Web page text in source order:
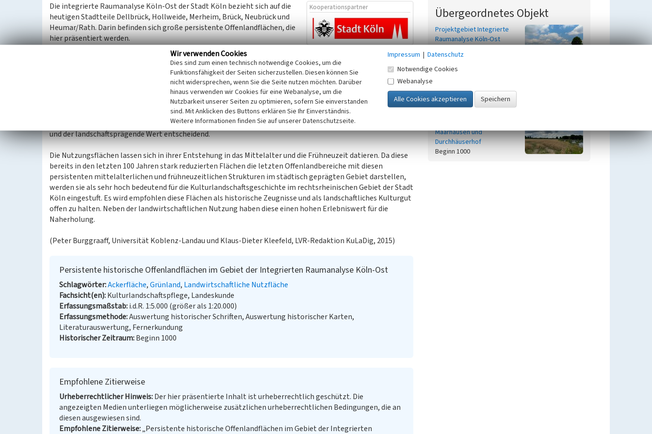
Kooperationspartner
Die integrierte Raumanalyse Köln-Ost der Stadt Köln bezieht sich auf die
heutigen Stadtteile Dellbrück, Hollweide, Merheim, Brück, Neubrück und
Heumar/Rath. Darin befinden sich große persistente Offenlandflächen, die
hier präsentiert werden.
Es handelt sich dabei um Nutzungsflächen, die seit Jahrhunderten für
Ackerbau und Grünland zur Verfügung standen. Damit steht die Betrachtung der kulturlandschaftlichen
Struktur im Vordergrund. Diese Freiflächen wurden je nach technischen Möglichkeiten und rechtlichen
Rahmenbedingungen bearbeitet. Grundsätzlich mussten diese Offenland-Flächen von Bebauung und
Bewaldung freigehalten bleiben. Damit ist die Struktur historisch raumprägend und wirkt sich als
Standortentscheidung in der Vergangenheit bis heute noch aus. Der Begriff dafür ist Persistenz. Demzufolge
sind der historische Zeugniswert als Strukturprägung, der funktionale Wert im agrarischen Wirtschaftsystem
und der landschaftsprägende Wert entscheidend.
Die Nutzungsflächen lassen sich in ihrer Entstehung in das Mittelalter und die Frühneuzeit datieren. Da diese
bereits in den letzten 100 Jahren stark reduzierten Flächen die letzten Offenlandbereiche mit diesen
persistenten mittelalterlichen und frühneuzeitlichen Strukturen im städtisch geprägten Gebiet darstellen,
werden sie als sehr hoch bedeutend für die Kulturlandschaftsgeschichte im rechtsrheinischen Gebiet der Stadt
Köln eingestuft. Es wird empfohlen diese Flächen als historische Zeugnisse und als landschaftliches Kulturgut
offen zu halten. Neben der landwirtschaftlichen Nutzung haben diese einen hohen Erlebniswert für die
Naherholung.
(Peter Burggraaff, Universität Koblenz-Landau und Klaus-Dieter Kleefeld, LVR-Redaktion KuLaDig, 2015)
Persistente historische Offenlandflächen im Gebiet der Integrierten Raumanalyse Köln-Ost
Schlagwörter Ackerfläche Grünland Landwirtschaftliche Nutzfläche
Fachsicht(en) Kulturlandschaftspflege, Landeskunde
Erfassungsmaßstab i.d.R. 1:5.000 (größer als 1:20.000)
Erfassungsmethode Auswertung historischer Schriften, Auswertung historischer Karten,
Literaturauswertung, Fernerkundung
Historischer Zeitraum Beginn 1000
Empfohlene Zitierweise
Urheberrechtlicher Hinweis Der hier präsentierte Inhalt ist urheberrechtlich geschützt. Die
angezeigten Medien unterliegen möglicherweise zusätzlichen urheberrechtlichen Bedingungen, die an
diesen ausgewiesen sind.
Empfohlene Zitierweise „Persistente historische Offenlandflächen im Gebiet der Integrierten
Übergeordnetes Objekt
Projektgebiet Integrierte
Raumanalyse Köln-Ost
Untergeordnete Objekte
Maarhausen und
Durchhäuserhof
Beginn 1000
Wir verwenden Cookies
Dies sind zum einen technisch notwendige Cookies, um die
Funktionsfähigkeit der Seiten sicherzustellen. Diesen können Sie
nicht widersprechen, wenn Sie die Seite nutzen möchten. Darüber
hinaus verwenden wir Cookies für eine Webanalyse, um die
Nutzbarkeit unserer Seiten zu optimieren, sofern Sie einverstanden
sind. Mit Anklicken des Buttons erklären Sie Ihr Einverständnis.
Weitere Informationen finden Sie auf unserer Datenschutzseite.
Impressum | Datenschutz
Notwendige Cookies
Webanalyse